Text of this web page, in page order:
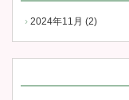
2024年11月 (2)